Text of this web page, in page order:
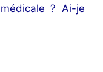
? Ai-je